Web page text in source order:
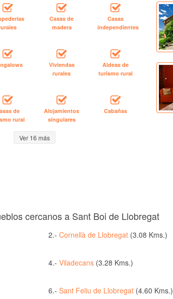
Casas de
madera
Casas
independientes
Viviendas
rurales
Aldeas de
turismo rural
de
rural
Alojamientos
singulares
Cabañas
Ver 16 más
cercanos a Sant Boi de Llobregat
2.-Cornellà de Llobregat (3.08 Kms.)
4.-Viladecans (3.28 Kms.)
6.-Sant Feliu de Llobregat (4.60 Kms.)